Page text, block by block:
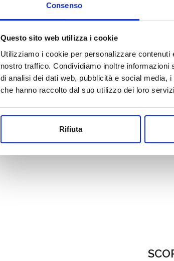
Consenso
Questo sito web utilizza i cookie
Utilizziamo i cookie per personalizzare
nostro traffico. Condividiamo inoltre
di analisi dei dati web, pubblicità e social media,
che hanno raccolto dal suo utilizzo dei loro
Rifiuta